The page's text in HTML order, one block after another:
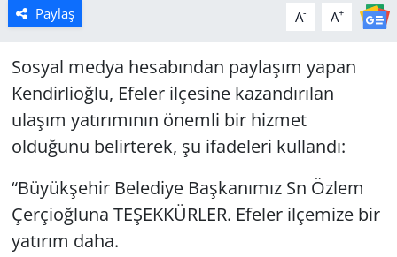
Paylaş A- A+
Sosyal medya hesabından paylaşım yapan
Kendirlioğlu, Efeler ilçesine kazandırılan
ulaşım yatırımının önemli bir hizmet
olduğunu belirterek, şu ifadeleri kullandı:
“Büyükşehir Belediye Başkanımız Sn Özlem
Çerçioğluna TEŞEKKÜRLER. Efeler ilçemize bir
yatırım daha.